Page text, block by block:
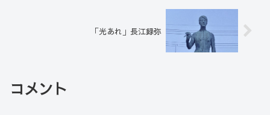
「光あれ」長江録弥
コメント